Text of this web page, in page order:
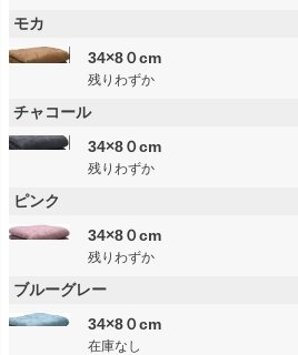
モカ
34×8０cm
残りわずか
チャコール
34×8０cm
残りわずか
ピンク
34×8０cm
残りわずか
ブルーグレー
34×8０cm
在庫なし